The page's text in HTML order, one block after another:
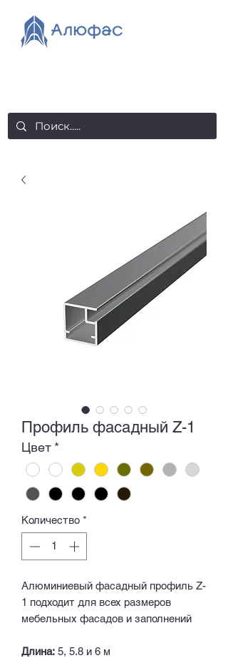
Профиль фасадный Z-1
Цвет *
Количество *
Алюминиевый фасадный профиль Z-
1 подходит для всех размеров
мебельных фасадов и заполнений
Длина: 5, 5.8 и 6 м